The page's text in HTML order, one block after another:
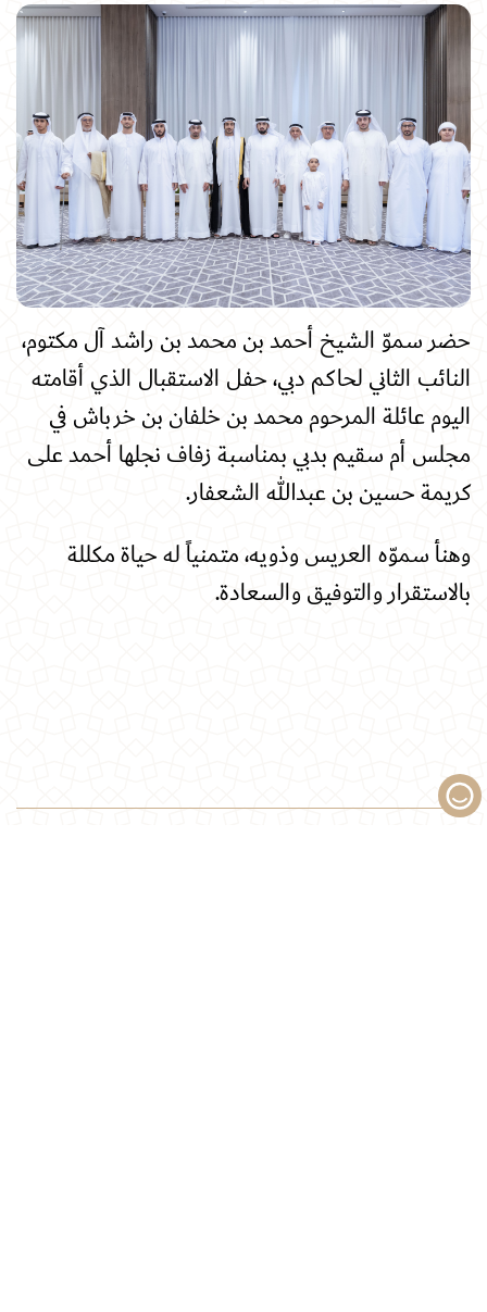
حضر سموّ الشيخ أحمد بن محمد بن راشد آل مكتوم،
النائب الثاني لحاكم دبي، حفل الاستقبال الذي أقامته
اليوم عائلة المرحوم محمد بن خلفان بن خرباش في
مجلس أم سقيم بدبي بمناسبة زفاف نجلها أحمد على
كريمة حسين بن عبدالله الشعفار.
وهنأ سموّه العريس وذويه، متمنياً له حياة مكللة
بالاستقرار والتوفيق والسعادة.